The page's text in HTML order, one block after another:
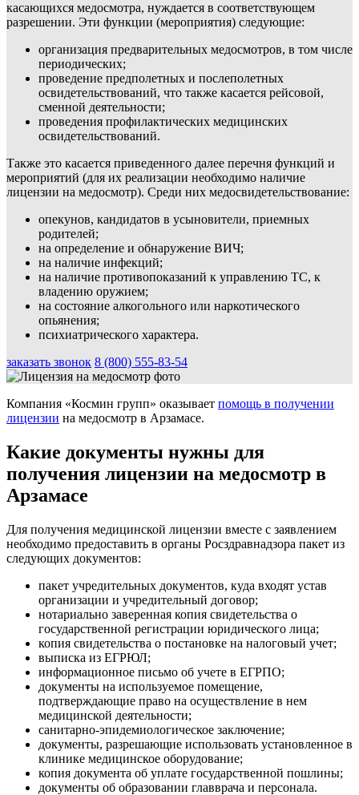
касающихся медосмотра, нуждается в соответствующем
разрешении. Эти функции (мероприятия) следующие:
организация предварительных медосмотров, в том числе
периодических;
проведение предполетных и послеполетных
освидетельствований, что также касается рейсовой,
сменной деятельности;
проведения профилактических медицинских
освидетельствований.
Также это касается приведенного далее перечня функций и
мероприятий (для их реализации необходимо наличие
лицензии на медосмотр). Среди них медосвидетельствование:
опекунов, кандидатов в усыновители, приемных
родителей;
на определение и обнаружение ВИЧ;
на наличие инфекций;
на наличие противопоказаний к управлению ТС, к
владению оружием;
на состояние алкогольного или наркотического
опьянения;
психиатрического характера.
заказать звонок 8 (800) 555-83-54
Компания «Космин групп» оказывает помощь в получении
лицензии на медосмотр в Арзамасе.
Какие документы нужны для
получения лицензии на медосмотр в
Арзамасе
Для получения медицинской лицензии вместе с заявлением
необходимо предоставить в органы Росздравнадзора пакет из
следующих документов:
пакет учредительных документов, куда входят устав
организации и учредительный договор;
нотариально заверенная копия свидетельства о
государственной регистрации юридического лица;
копия свидетельства о постановке на налоговый учет;
выписка из ЕГРЮЛ;
информационное письмо об учете в ЕГРПО;
документы на используемое помещение,
подтверждающие право на осуществление в нем
медицинской деятельности;
санитарно-эпидемиологическое заключение;
документы, разрешающие использовать установленное в
клинике медицинское оборудование;
копия документа об уплате государственной пошлины;
документы об образовании главврача и персонала.